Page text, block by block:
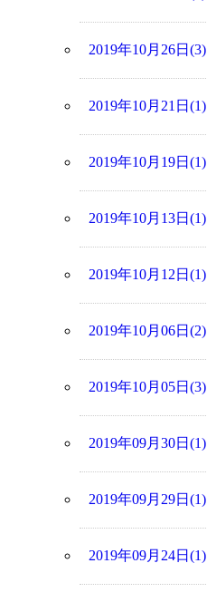
2019年10月26日(3)
2019年10月21日(1)
2019年10月19日(1)
2019年10月13日(1)
2019年10月12日(1)
2019年10月06日(2)
2019年10月05日(3)
2019年09月30日(1)
2019年09月29日(1)
2019年09月24日(1)